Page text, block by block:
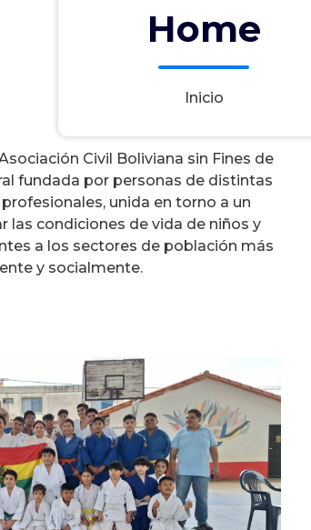
Home
Inicio
Civil Boliviana sin Fines de
fundada por personas de distintas
unida en torno a un
las condiciones de vida de niños y
a los sectores de población más
y socialmente.